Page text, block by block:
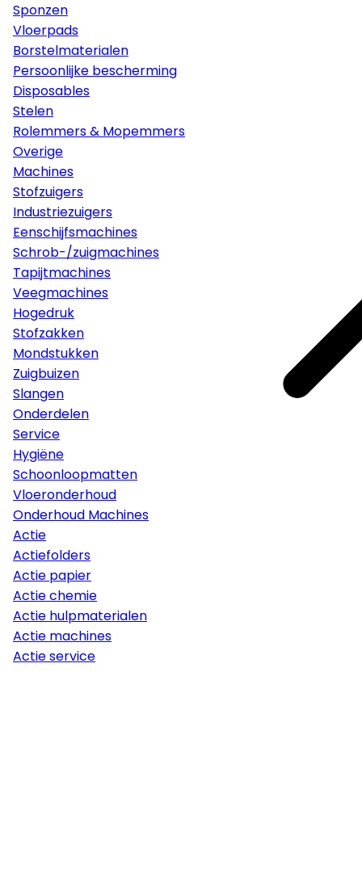
Sponzen
Vloerpads
Borstelmaterialen
Persoonlijke bescherming
Disposables
Stelen
Rolemmers & Mopemmers
Overige
Machines
Stofzuigers
Industriezuigers
Eenschijfsmachines
Schrob-/zuigmachines
Tapijtmachines
Veegmachines
Hogedruk
Stofzakken
Mondstukken
Zuigbuizen
Slangen
Onderdelen
Service
Hygiëne
Schoonloopmatten
Vloeronderhoud
Onderhoud Machines
Actie
Actiefolders
Actie papier
Actie chemie
Actie hulpmaterialen
Actie machines
Actie service